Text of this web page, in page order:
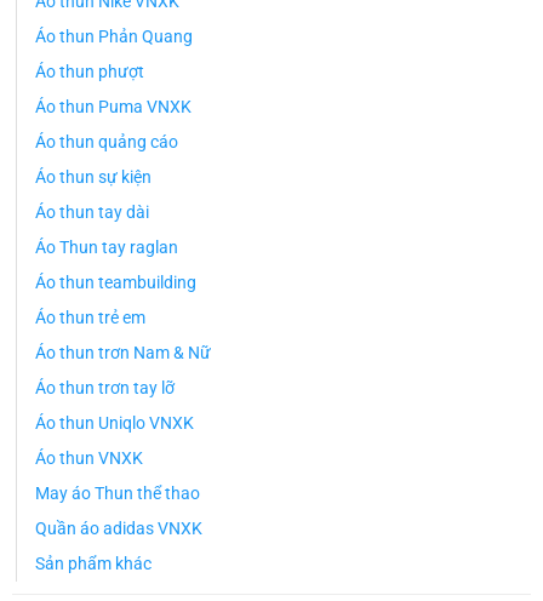
Áo thun Phản Quang
Áo thun phượt
Áo thun Puma VNXK
Áo thun quảng cáo
Áo thun sự kiện
Áo thun tay dài
Áo Thun tay raglan
Áo thun teambuilding
Áo thun trẻ em
Áo thun trơn Nam & Nữ
Áo thun trơn tay lỡ
Áo thun Uniqlo VNXK
Áo thun VNXK
May áo Thun thể thao
Quần áo adidas VNXK
Sản phẩm khác